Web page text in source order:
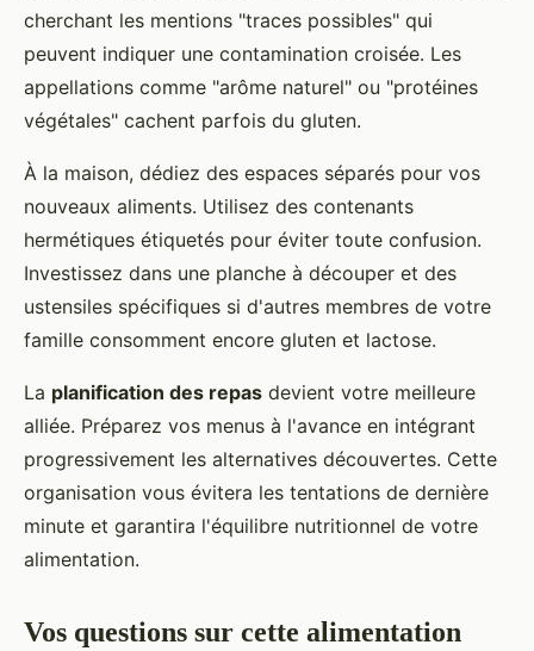
cherchant les mentions "traces possibles" qui
peuvent indiquer une contamination croisée. Les
appellations comme "arôme naturel" ou "protéines
végétales" cachent parfois du gluten.
À la maison, dédiez des espaces séparés pour vos
nouveaux aliments. Utilisez des contenants
hermétiques étiquetés pour éviter toute confusion.
Investissez dans une planche à découper et des
ustensiles spécifiques si d'autres membres de votre
famille consomment encore gluten et lactose.
La planification des repas devient votre meilleure
alliée. Préparez vos menus à l'avance en intégrant
progressivement les alternatives découvertes. Cette
organisation vous évitera les tentations de dernière
minute et garantira l'équilibre nutritionnel de votre
alimentation.
Vos questions sur cette alimentation